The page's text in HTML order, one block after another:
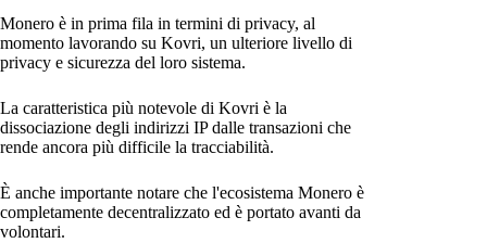
Monero è in prima fila in termini di privacy, al
momento lavorando su Kovri, un ulteriore livello di
privacy e sicurezza del loro sistema.
La caratteristica più notevole di Kovri è la
dissociazione degli indirizzi IP dalle transazioni che
rende ancora più difficile la tracciabilità.
È anche importante notare che l'ecosistema Monero è
completamente decentralizzato ed è portato avanti da
volontari.